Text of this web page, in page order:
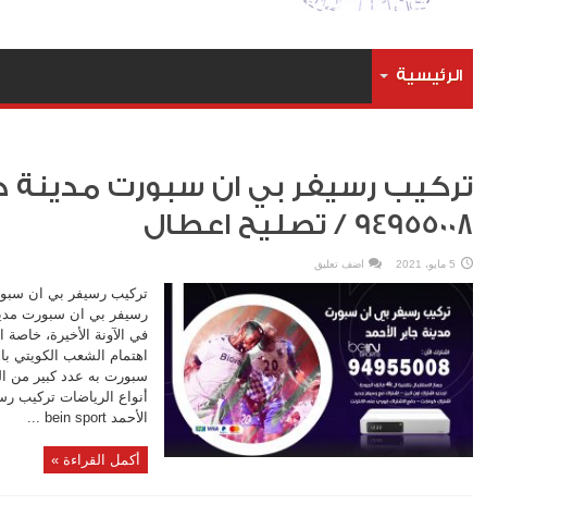
الرئيسية
تركيب رسيفر بي ان سبورت مدينة
94955008 / تصليح اعطال
5 مايو، 2021 اضف تعليق
تركيب رسيفر بي ان
رسيفر بي ان سبورت
في الآونة الأخيرة،
اهتمام الشعب الكويتي
سبورت به عدد كبير من
أنواع الرياضات تركيب
الأحمد bein sport ...
أكمل القراءة »